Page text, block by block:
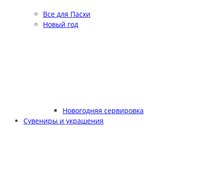
Все для Пасхи
Новый год
Новогодняя сервировка
Сувениры и украшения